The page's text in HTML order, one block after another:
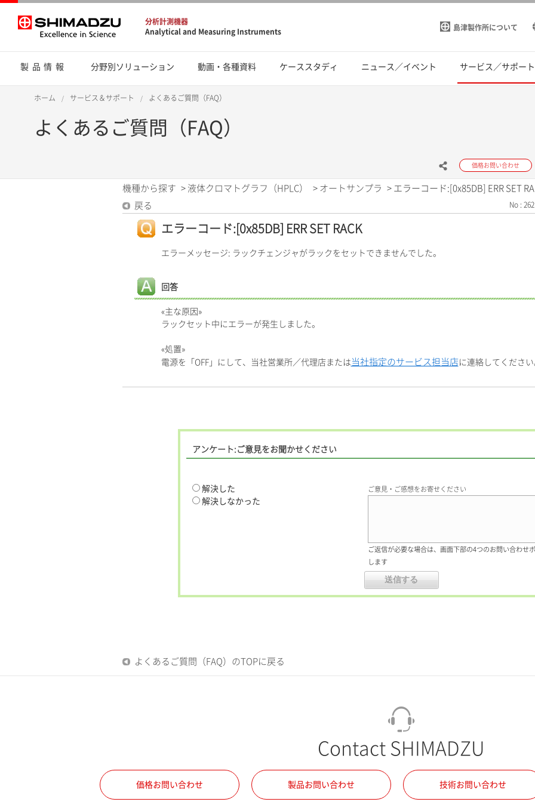
分析計測機器
Analytical and Measuring Instruments
島津製作所について
製品情報 分野別ソリューション 動画・各種資料 ケーススタディ ニュース／イベント サービス／サポート
ホーム サービス＆サポート よくあるご質問（FAQ）
よくあるご質問（FAQ）
価格お問い合わせ
機種から探す > 液体クロマトグラフ（HPLC） > オートサンプラ > エラーコード:[0x85DB] ERR SET
戻る
No :
エラーコード:[0x85DB] ERR SET RACK
エラーメッセージ: ラックチェンジャがラックをセットできませんでした。
回答
«主な原因»
ラックセット中にエラーが発生しました。
«処置»
電源を「OFF」にして、当社営業所／代理店または 当社指定のサービス担当店に連絡してください
アンケート:ご意見をお聞かせください
解決した
解決しなかった
ご意見・ご感想をお寄せください
ご返信が必要な場合は、画面下部の4つのお問い合わせ
します
よくあるご質問（FAQ）のTOPに戻る
Contact SHIMADZU
価格お問い合わせ 製品お問い合わせ 技術お問い合わせ